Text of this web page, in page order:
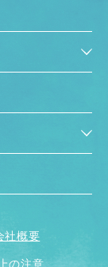
社概要
の注意